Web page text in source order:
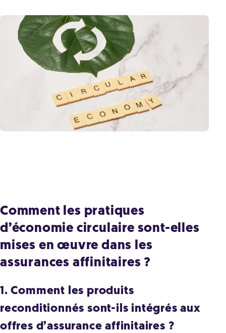
Comment les pratiques
d’économie circulaire sont-elles
mises en œuvre dans les
assurances affinitaires ?
1. Comment les produits
reconditionnés sont-ils intégrés aux
offres d’assurance affinitaires ?